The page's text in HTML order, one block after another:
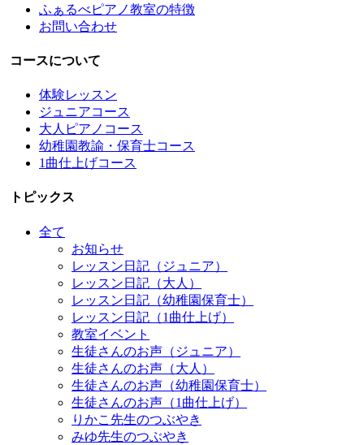
ふぁるべピアノ教室の特徴
お問い合わせ
コースについて
体験レッスン
ジュニアコース
大人ピアノコース
幼稚園教諭・保育士コース
1曲仕上げコース
トピックス
全て
お知らせ
レッスン日記（ジュニア）
レッスン日記（大人）
レッスン日記（幼稚園保育士）
レッスン日記（1曲仕上げ）
教室イベント
生徒さんのお声（ジュニア）
生徒さんのお声（大人）
生徒さんのお声（幼稚園保育士）
生徒さんのお声（1曲仕上げ）
りかこ先生のつぶやき
みゆ先生のつぶやき